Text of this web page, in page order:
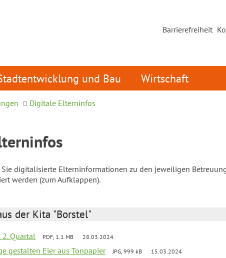
Barrierefreiheit
und Bau Wirtschaft
Digitale Elterninfos
digitalisierte Elterninformationen zu den jeweiligen
werden (zum Aufklappen).
der Kita "Borstel"
2. Quartal PDF, 1.1 MB 28.03.2024
gestalten Eier aus Tonpapier JPG, 999 kB 15.03.2024